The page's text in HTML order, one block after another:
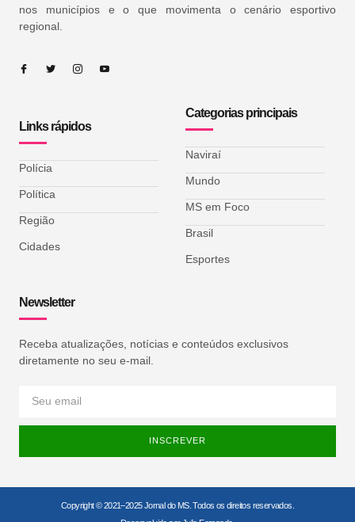
nos municípios e o que movimenta o cenário esportivo
regional.
Links rápidos
Polícia
Política
Região
Cidades
Categorias principais
Naviraí
Mundo
MS em Foco
Brasil
Esportes
Newsletter
Receba atualizações, notícias e conteúdos exclusivos
diretamente no seu e-mail.
INSCREVER
Copyright © 2021–2025 Jornal do MS. Todos os direitos reservados.